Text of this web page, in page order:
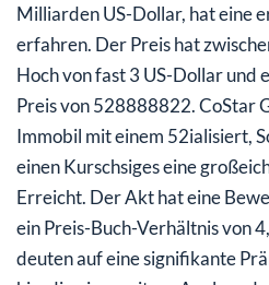
Milliarden US-Dollar, hat eine
erfahren. Der Preis hat
Hoch von fast 3 US-Dollar und
Preis von 528888822. CoStar
Immobil mit einem 52ialisiert,
einen Kurschsiges eine
Erreicht. Der Akt hat eine
ein Preis-Buch-Verhältnis von
deuten auf eine signifikante